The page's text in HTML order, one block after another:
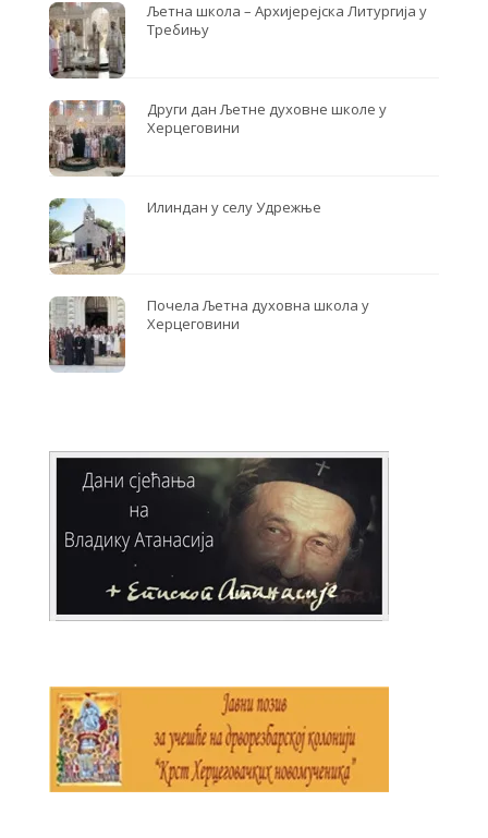
Љетна школа – Архијерејска Литургија у
Требињу
Други дан Љетне духовне школе у
Херцеговини
Илиндан у селу Удрежње
Почела Љетна духовна школа у
Херцеговини